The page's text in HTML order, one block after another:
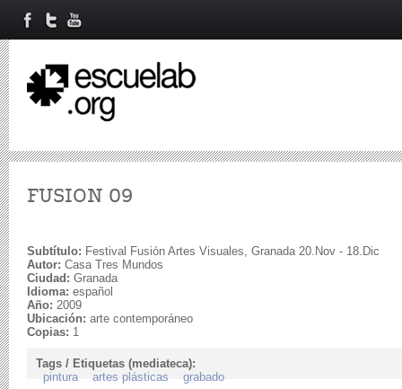
FUSION 09
Subtítulo: Festival Fusión Artes Visuales, Granada 20.Nov - 18.Dic
Autor: Casa Tres Mundos
Ciudad: Granada
Idioma: español
Año: 2009
Ubicación: arte contemporáneo
Copias: 1
Tags / Etiquetas (mediateca):
pintura
artes plásticas
grabado